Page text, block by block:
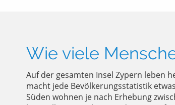
Wie viele
Auf der gesamten Insel Zypern leben
macht jede Bevölkerungsstatistik
Süden wohnen je nach Erhebung